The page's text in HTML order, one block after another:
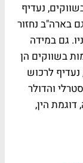
נעדיף
בארה"ב נחזור
גם במידה
בשווקים הן
לרכוש
והדולר
דוגמת הין,